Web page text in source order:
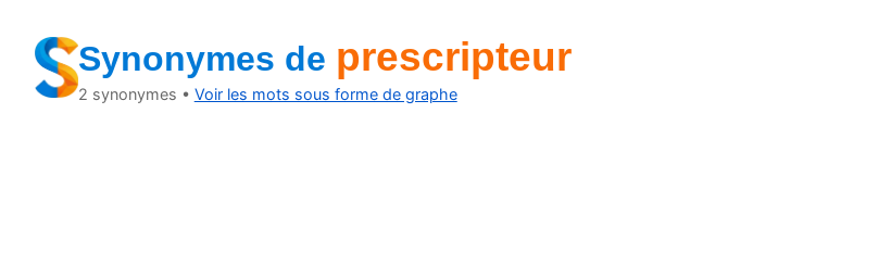
Synonymes de prescripteur
2 synonymes • Voir les mots sous forme de graphe